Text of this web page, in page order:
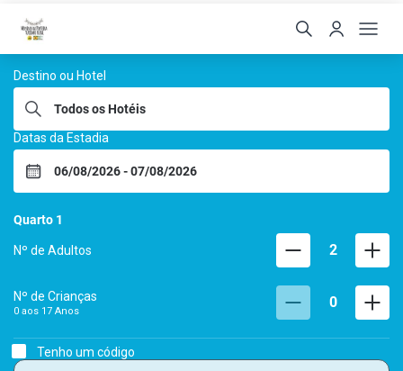
Hoteis Menino da
Destino ou Hotel
Datas da Estadia
Quarto 1
Nº de Adultos 2
Nº de Crianças
0 aos 17 Anos 0
Tenho um código